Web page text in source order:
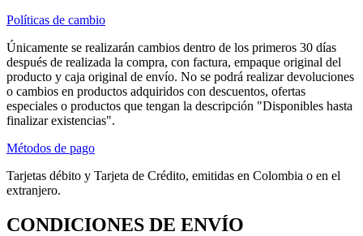
Políticas de cambio
Únicamente se realizarán cambios dentro de los primeros 30 días
después de realizada la compra, con factura, empaque original del
producto y caja original de envío. No se podrá realizar devoluciones
o cambios en productos adquiridos con descuentos, ofertas
especiales o productos que tengan la descripción "Disponibles hasta
finalizar existencias".
Métodos de pago
Tarjetas débito y Tarjeta de Crédito, emitidas en Colombia o en el
extranjero.
CONDICIONES DE ENVÍO